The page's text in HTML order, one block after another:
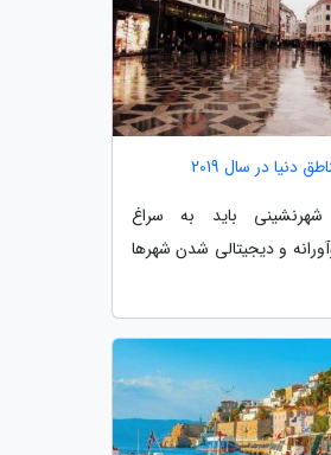
دنیا در سال 2019
شهرنشینی باید به سراغ
و دیجیتالی شدن شهرها